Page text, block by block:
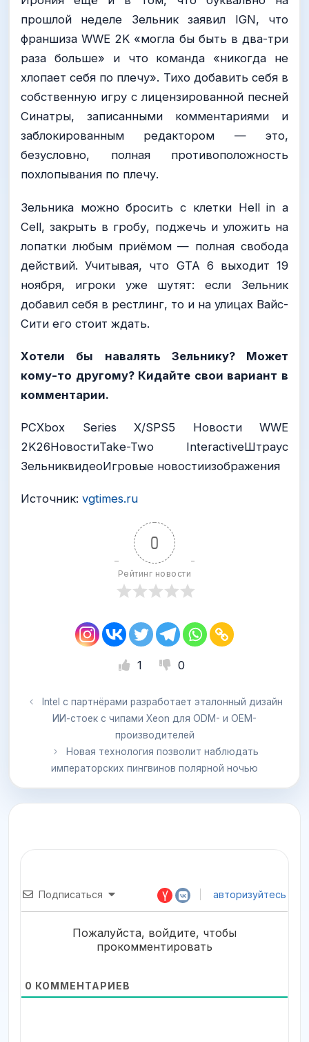
прошлой неделе Зельник заявил IGN, что
франшиза WWE 2K «могла бы быть в два-три
раза больше» и что команда «никогда не
хлопает себя по плечу». Тихо добавить себя в
собственную игру с лицензированной песней
Синатры, записанными комментариями и
заблокированным редактором — это,
безусловно, полная противоположность
похлопывания по плечу.
Зельника можно бросить с клетки Hell in a
Cell, закрыть в гробу, поджечь и уложить на
лопатки любым приёмом — полная свобода
действий. Учитывая, что GTA 6 выходит 19
ноября, игроки уже шутят: если Зельник
добавил себя в рестлинг, то и на улицах Вайс-
Сити его стоит ждать.
Хотели бы навалять Зельнику? Может
кому-то другому? Кидайте свои вариант в
комментарии.
PCXbox Series X/SPS5 Новости WWE
2K26НовостиTake-Two InteractiveШтраус
ЗельниквидеоИгровые новостиизображения
Источник: vgtimes.ru
0
Рейтинг новости
1 0
Intel с партнёрами разработает эталонный дизайн
ИИ-стоек с чипами Xeon для ODM- и OEM-
производителей
Новая технология позволит наблюдать
императорских пингвинов полярной ночью
Подписаться авторизуйтесь
Пожалуйста, войдите, чтобы
прокомментировать
0 КОММЕНТАРИЕВ